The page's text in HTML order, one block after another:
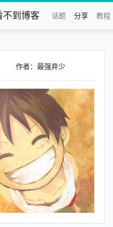
不到博客 话题 分享 教程
作者：最强弃少